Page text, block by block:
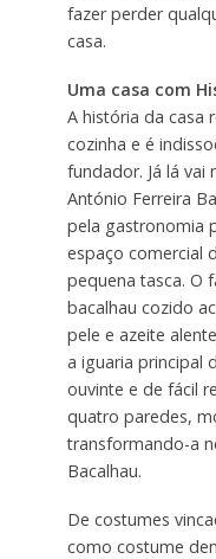
fazer perder
casa.
Uma casa com
A história da casa
cozinha e é
fundador. Já lá vai
António Ferreira
pela gastronomia
espaço comercial
pequena tasca. O
bacalhau cozido
pele e azeite
a iguaria principal
ouvinte e de fácil
quatro paredes,
transformando-a
Bacalhau.
De costumes
como costume